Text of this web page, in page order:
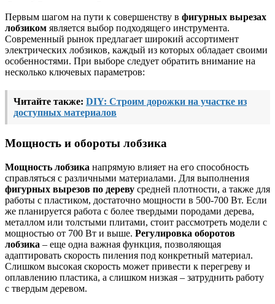
Первым шагом на пути к совершенству в фигурных вырезах
лобзиком является выбор подходящего инструмента.
Современный рынок предлагает широкий ассортимент
электрических лобзиков, каждый из которых обладает своими
особенностями. При выборе следует обратить внимание на
несколько ключевых параметров:
Читайте также: DIY: Строим дорожки на участке из
доступных материалов
Мощность и обороты лобзика
Мощность лобзика напрямую влияет на его способность
справляться с различными материалами. Для выполнения
фигурных вырезов по дереву средней плотности, а также для
работы с пластиком, достаточно мощности в 500-700 Вт. Если
же планируется работа с более твердыми породами дерева,
металлом или толстыми плитами, стоит рассмотреть модели с
мощностью от 700 Вт и выше. Регулировка оборотов
лобзика – еще одна важная функция, позволяющая
адаптировать скорость пиления под конкретный материал.
Слишком высокая скорость может привести к перегреву и
оплавлению пластика, а слишком низкая – затруднить работу
с твердым деревом.